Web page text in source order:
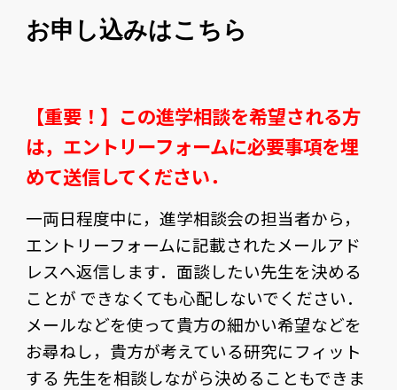
お申し込みはこちら
【重要！】この進学相談を希望される方
は，エントリーフォームに必要事項を埋
めて送信してください．
一両日程度中に，進学相談会の担当者から，
エントリーフォームに記載されたメールアド
レスへ返信します．面談したい先生を決める
ことが できなくても心配しないでください．
メールなどを使って貴方の細かい希望などを
お尋ねし，貴方が考えている研究にフィット
する 先生を相談しながら決めることもできま